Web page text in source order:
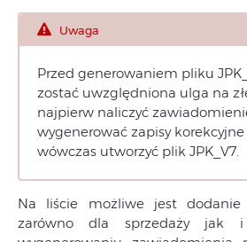
Uwaga
Przed generowaniem pliku
zostać uwzględniona ulga na
najpierw naliczyć
wygenerować zapisy
wówczas utworzyć plik JPK_V7.
Na liście możliwe jest dodanie
zarówno dla sprzedaży jak